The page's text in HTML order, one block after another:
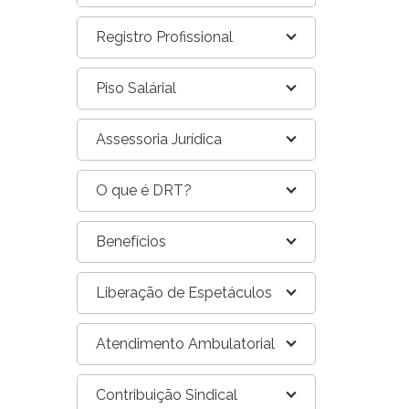
Registro Profissional
Piso Salárial
Assessoria Jurídica
O que é DRT?
Benefícios
Liberação de Espetáculos
Atendimento Ambulatorial
Contribuição Sindical